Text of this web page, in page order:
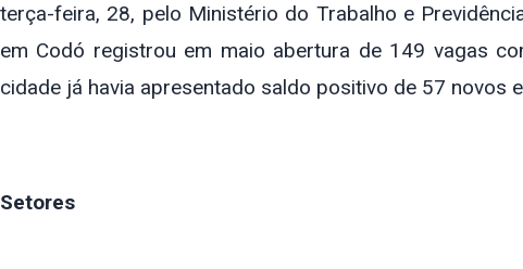
terça-feira, 28, pelo Ministério do Trabalho e
em Codó registrou em maio abertura de 149 vagas
cidade já havia apresentado saldo positivo de 57 novos
Setores